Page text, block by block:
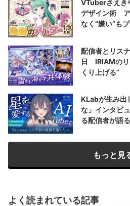
VTuberさえき
デザイン術 ア
なく“嫌い”も
配信者とリス
日 IRIAMのリ
くり上げる”
KLabが生み出
な」インタビ
る配信者が語
もっと見
よく読まれている記事